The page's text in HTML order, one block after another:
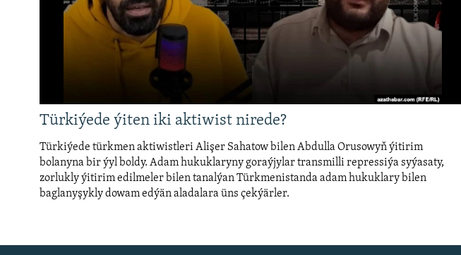
0:00
Türkiýede ýiten iki aktiwist nirede?
Türkiýede türkmen aktiwistleri Alişer Sahatow bilen Abdulla Orusowyň ýitirim
bolanyna bir ýyl boldy. Adam hukuklaryny goraýjylar transmilli repressiýa syýasaty,
zorlukly ýitirim edilmeler bilen tanalýan Türkmenistanda adam hukuklary bilen
baglanyşykly dowam edýän aladalara üns çekýärler.